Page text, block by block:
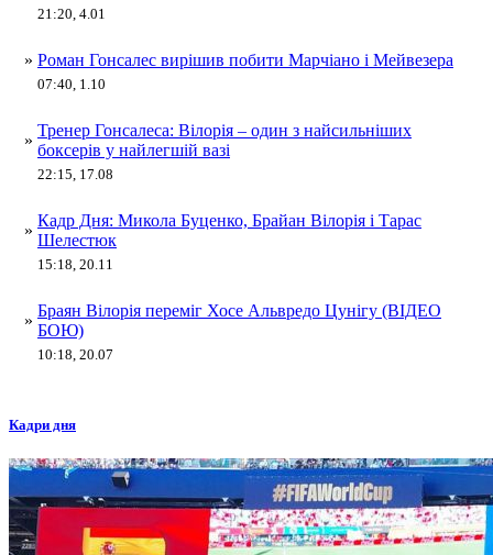
21:20, 4.01
» Роман Гонсалес вирішив побити Марчіано і Мейвезера
07:40, 1.10
»
Тренер Гонсалеса: Вілорія – один з найсильніших
боксерів у найлегшій вазі
22:15, 17.08
»
Кадр Дня: Микола Буценко, Брайан Вілорія і Тарас
Шелестюк
15:18, 20.11
»
Браян Вілорія переміг Хосе Альвредо Цунігу (ВІДЕО
БОЮ)
10:18, 20.07
Кадри дня